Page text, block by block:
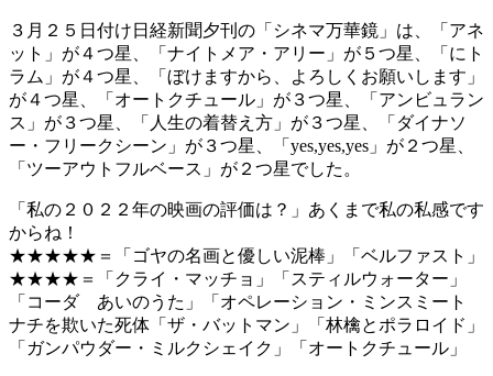
３月２５日付け日経新聞夕刊の「シネマ万華鏡」は、「アネ
ット」が４つ星、「ナイトメア・アリー」が５つ星、「にト
ラム」が４つ星、「ぼけますから、よろしくお願いします」
が４つ星、「オートクチュール」が３つ星、「アンビュラン
ス」が３つ星、「人生の着替え方」が３つ星、「ダイナソ
ー・フリークシーン」が３つ星、「yes,yes,yes」が２つ星、
「ツーアウトフルベース」が２つ星でした。
「私の２０２２年の映画の評価は？」あくまで私の私感です
からね！
★★★★★＝「ゴヤの名画と優しい泥棒」「ベルファスト」
★★★★＝「クライ・マッチョ」「スティルウォーター」
「コーダ あいのうた」「オペレーション・ミンスミート
ナチを欺いた死体「ザ・バットマン」「林檎とポラロイド」
「ガンパウダー・ミルクシェイク」「オートクチュール」